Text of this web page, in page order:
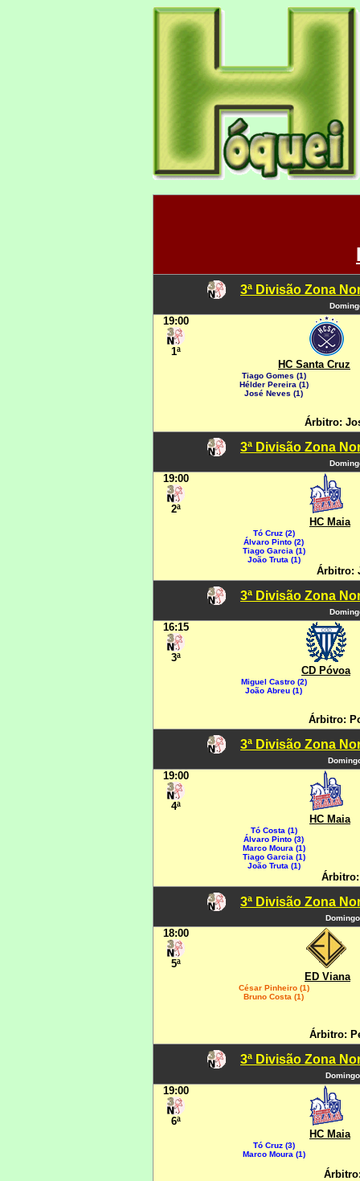
3ª Divisão Zona
19:00
1ª
HC Santa Cruz
Tiago Gomes (1)
Hélder Pereira (1)
José Neves (1)
Árbitro:
3ª Divisão Zona
19:00
2ª
HC Maia
Tó Cruz (2)
Álvaro Pinto (2)
Tiago Garcia (1)
João Truta (1)
Árbitro:
3ª Divisão Zona
16:15
3ª
CD Póvoa
Miguel Castro (2)
João Abreu (1)
Árbitro:
3ª Divisão Zona
19:00
4ª
HC Maia
Tó Costa (1)
Álvaro Pinto (3)
Marco Moura (1)
Tiago Garcia (1)
João Truta (1)
3ª Divisão Zona
18:00
5ª
ED Viana
César Pinheiro (1)
Bruno Costa (1)
Árbitro:
3ª Divisão Zona
19:00
6ª
HC Maia
Tó Cruz (3)
Marco Moura (1)